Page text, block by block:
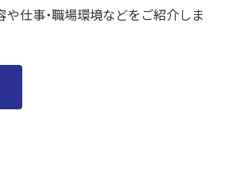
仕事・職場環境などをご紹介しま